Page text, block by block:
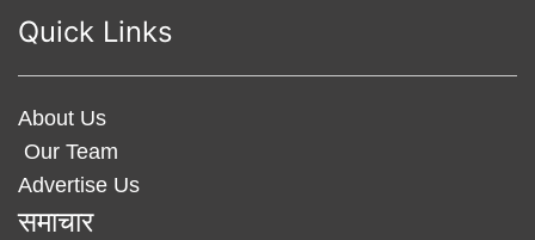
Quick Links
About Us
Our Team
Advertise Us
समाचार